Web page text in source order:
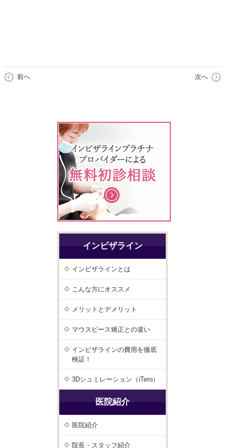
前へ 次へ
インビザライン
インビザラインとは
こんな方にオススメ
メリットとデメリット
マウスピース矯正との違い
インビザラインの費用を徹底
検証！
3Dシュミレーション（iTero）
医院紹介
医院紹介
院長・スタッフ紹介